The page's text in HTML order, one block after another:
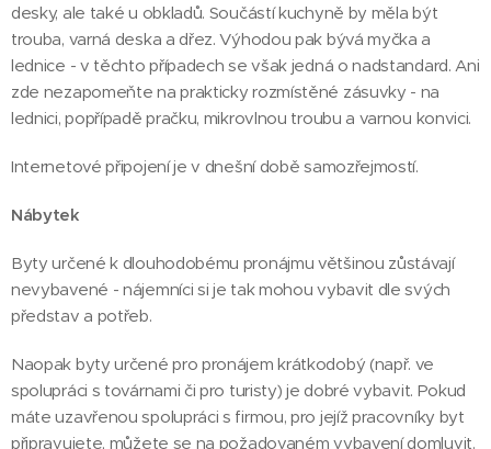
desky, ale také u obkladů. Součástí kuchyně by měla být
trouba, varná deska a dřez. Výhodou pak bývá myčka a
lednice - v těchto případech se však jedná o nadstandard. Ani
zde nezapomeňte na prakticky rozmístěné zásuvky - na
lednici, popřípadě pračku, mikrovlnou troubu a varnou konvici.
Internetové připojení je v dnešní době samozřejmostí.
Nábytek
Byty určené k dlouhodobému pronájmu většinou zůstávají
nevybavené - nájemníci si je tak mohou vybavit dle svých
představ a potřeb.
Naopak byty určené pro pronájem krátkodobý (např. ve
spolupráci s továrnami či pro turisty) je dobré vybavit. Pokud
máte uzavřenou spolupráci s firmou, pro jejíž pracovníky byt
připravujete, můžete se na požadovaném vybavení domluvit.